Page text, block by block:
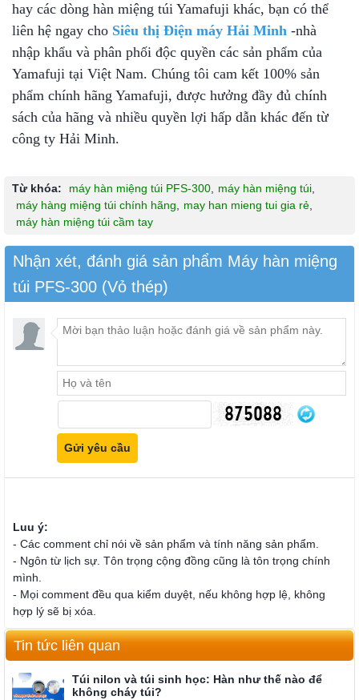
hay các dòng hàn miệng túi Yamafuji khác, bạn có thể
liên hệ ngay cho Siêu thị Điện máy Hải Minh -nhà
nhập khẩu và phân phối độc quyền các sản phẩm của
Yamafuji tại Việt Nam. Chúng tôi cam kết 100% sản
phẩm chính hãng Yamafuji, được hưởng đầy đủ chính
sách của hãng và nhiều quyền lợi hấp dẫn khác đến từ
công ty Hải Minh.
Từ khóa: máy hàn miệng túi PFS-300, máy hàn miệng túi,
máy hàng miệng túi chính hãng, may han mieng tui gia rẻ,
máy hàn miệng túi cầm tay
Nhận xét, đánh giá sản phẩm Máy hàn miệng
túi PFS-300 (Vỏ thép)
Luu ý:
- Các comment chỉ nói về sản phẩm và tính năng sản phẩm.
- Ngôn từ lịch sự. Tôn trọng cộng đồng cũng là tôn trọng chính
mình.
- Mọi comment đều qua kiểm duyệt, nếu không hợp lệ, không
hợp lý sẽ bị xóa.
Tin tức liên quan
Túi nilon và túi sinh học: Hàn như thế nào để
không cháy túi?